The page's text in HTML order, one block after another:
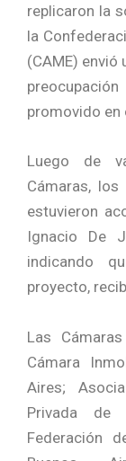
replicaron la
la
(CAME) envió
promovido en
Luego de
Cámaras,
estuvieron
Ignacio De
indicando
proyecto,
Las
Cámara
Aires;
Privada de
Federación